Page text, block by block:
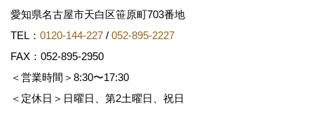
愛知県名古屋市天白区笹原町703番地
TEL： 0120-144-227 / 052-895-2227
FAX：052-895-2950
＜営業時間＞8:30〜17:30
＜定休日＞日曜日、第2土曜日、祝日